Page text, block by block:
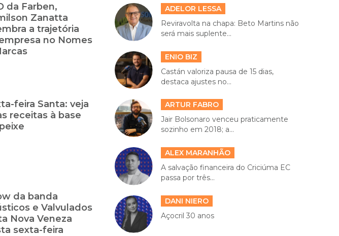
da Farben,
Zanatta
a trajetória
no Nomes
feira Santa: veja
receitas à base
da banda
e Valvulados
Nova Veneza
sexta-feira
ADELOR LESSA
Reviravolta na chapa: Beto Martins não
será mais suplente...
ENIO BIZ
Castán valoriza pausa de 15 dias,
destaca ajustes no...
ARTUR FABRO
Jair Bolsonaro venceu praticamente
sozinho em 2018; a...
ALEX MARANHÃO
A salvação financeira do Criciúma EC
passa por três...
DANI NIERO
Açocril 30 anos